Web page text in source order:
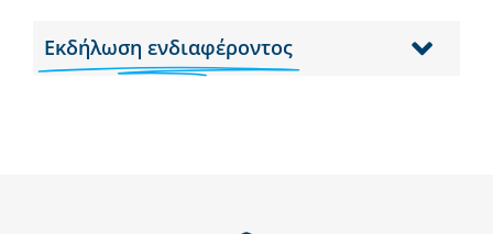
Εκδήλωση ενδιαφέροντος